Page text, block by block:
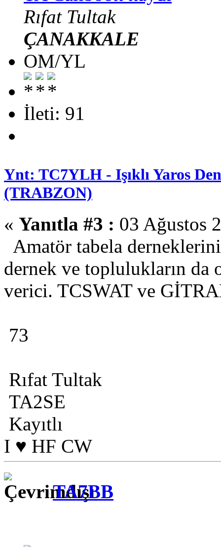
Rıfat Tultak
ÇANAKKALE
OM/YL
İleti: 91
Ynt: TC7YLH - Işıklı Yaros
(TRABZON)
« Yanıtla #3 : 03 Ağustos
Amatör tabela
dernek ve toplulukların da
verici. TCSWAT ve
73
Rıfat Tultak
TA2SE
Kayıtlı
I ♥ HF CW
TA7BB